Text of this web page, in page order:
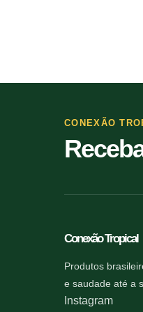
CONEXÃO
Conexão Tropical
Produtos
e saudade até a
Instagram